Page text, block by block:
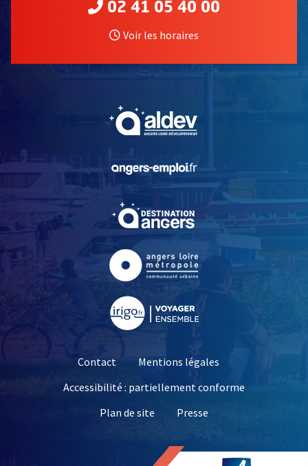
02 41 05 40 00
Voir les horaires
, Ouvre une nouvelle
, Ouvre une nouvelle
Contact
Mentions légales
Accessibilité : partiellement conforme
Plan de site
Presse